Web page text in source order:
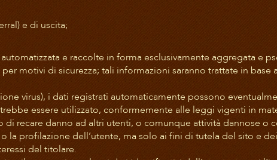
e di uscita;
e raccolte in forma esclusivamente aggregata e
motivi di sicurezza; tali informazioni saranno trattate in base
virus), i dati registrati automaticamente possono
essere utilizzato, conformemente alle leggi vigenti in
recare danno ad altri utenti, o comunque attività dannose o
la profilazione dell’utente, ma solo ai fini di tutela del sito e
del titolare.